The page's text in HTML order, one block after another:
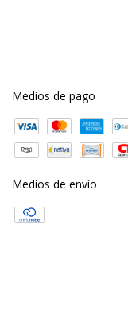
Medios de pago
Medios de envío